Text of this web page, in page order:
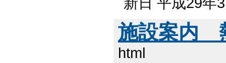
施設案内
html